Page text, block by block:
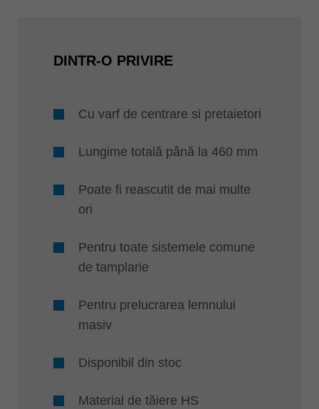
DINTR-O PRIVIRE
Cu varf de centrare si pretaietori
Lungime totală până la 460 mm
Poate fi reascutit de mai multe
ori
Pentru toate sistemele comune
de tamplarie
Pentru prelucrarea lemnului
masiv
Disponibil din stoc
Material de tăiere HS